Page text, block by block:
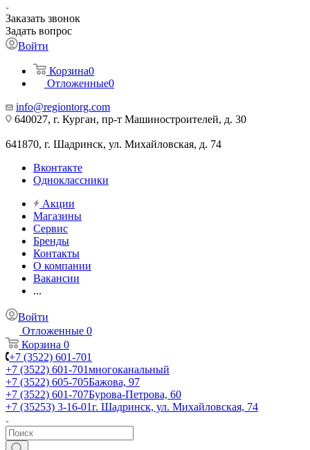
Заказать звонок
Задать вопрос
Войти
Корзина0
Отложенные0
info@regiontorg.com
640027, г. Курган, пр-т Машиностроителей, д. 30
641870, г. Шадринск, ул. Михайловская, д. 74
Вконтакте
Одноклассники
Акции
Магазины
Сервис
Бренды
Контакты
О компании
Вакансии
...
Войти
Отложенные 0
Корзина 0
+7 (3522) 601-701
+7 (3522) 601-701многоканальный
+7 (3522) 605-705Бажова, 97
+7 (3522) 601-707Бурова-Петрова, 60
+7 (35253) 3-16-01г. Шадринск, ул. Михайловская, 74